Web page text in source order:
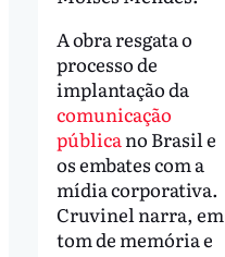
A obra resgata o
processo de
implantação da
comunicação
públicano Brasil e
os embates com a
mídia corporativa.
Cruvinel narra, em
tom de memória e